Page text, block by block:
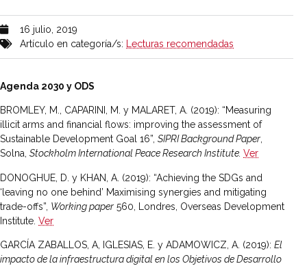
16 julio, 2019
Artículo en categoría/s:
Lecturas recomendadas
Agenda 2030 y ODS
BROMLEY, M., CAPARINI, M. y MALARET, A. (2019): “Measuring
illicit arms and financial flows: improving the assessment of
Sustainable Development Goal 16”, SIPRI Background Paper,
Solna, Stockholm International Peace Research Institute. Ver
DONOGHUE, D. y KHAN, A. (2019): “Achieving the SDGs and
‘leaving no one behind’ Maximising synergies and mitigating
trade-offs”, Working paper 560, Londres, Overseas Development
Institute. Ver
GARCÍA ZABALLOS, A, IGLESIAS, E. y ADAMOWICZ, A. (2019): El
impacto de la infraestructura digital en los Objetivos de Desarrollo